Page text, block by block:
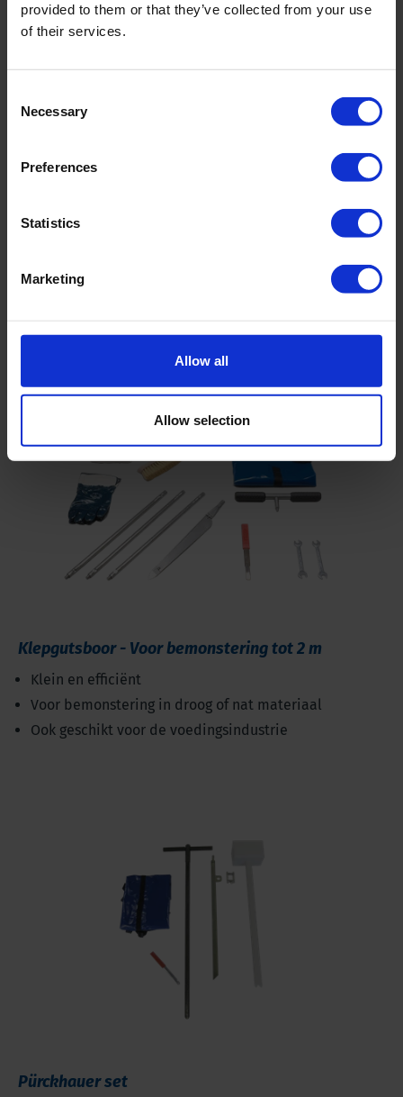
provided to them or that they’ve collected from your use
of their services.
Selection
Necessary
Preferences
Statistics
Marketing
Allow all
Allow selection
Gutsboorset - voor toplagen
Extreem smalle boorlichamen; weinig wrijving
Klepgutsboor - Voor bemonstering tot 2 m
Klein en efficiënt
Voor bemonstering in droog of nat materiaal
Ook geschikt voor de voedingsindustrie
Pürckhauer set